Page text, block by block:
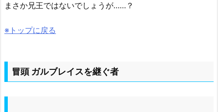
まさか兄王ではないでしょうが……？
※トップに戻る
冒頭 ガルブレイスを継ぐ者